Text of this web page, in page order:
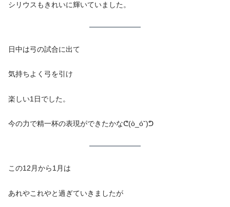
シリウスもきれいに輝いていました。
日中は弓の試合に出て
気持ちよく弓を引け
楽しい1日でした。
今の力で精一杯の表現ができたかなᕦ(ò_óˇ)ᕤ
この12月から1月は
あれやこれやと過ぎていきましたが